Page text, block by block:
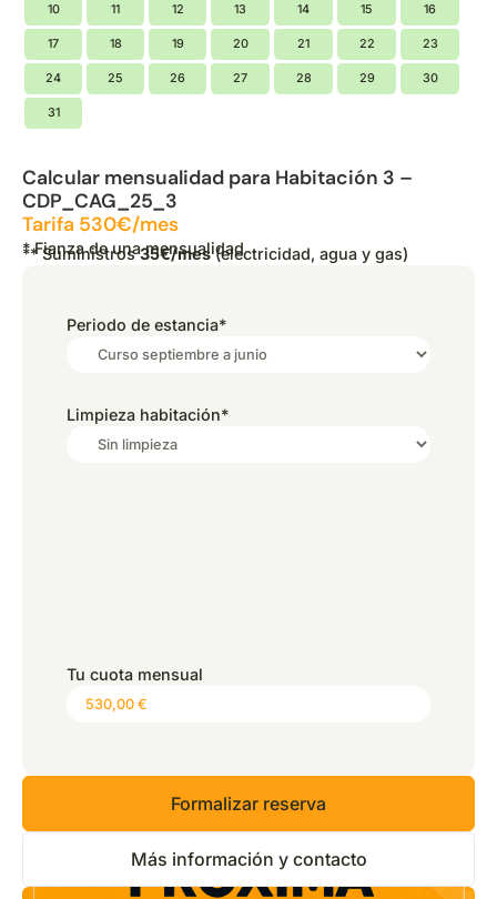
10 11 12 13 14 15 16
17 18 19 20 21 22 23
24 25 26 27 28 29 30
31
Calcular mensualidad para Habitación 3 –
CDP_CAG_25_3
Tarifa 530€/mes
* Fianza de una mensualidad
** Suministros35€/mes(electricidad, agua y gas)
Periodo de estancia*
Limpieza habitación*
Tu cuota mensual
Formalizar reserva
Más información y contacto